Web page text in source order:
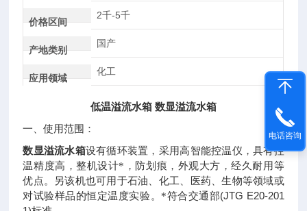
价格区间
2千-5千
产地类别
国产
应用领域
化工
低温溢流水箱 数显溢流水箱
一、使用范围：
数显溢流水箱设有循环装置，采用高智能控温仪，具有控
温精度高，整机设计*，防划痕，外观大方，经久耐用等
优点。另该机也可用于石油、化工、医药、生物等领域或
对试验样品的恒定温度实验。*符合交通部(JTG E20-201
电话咨询